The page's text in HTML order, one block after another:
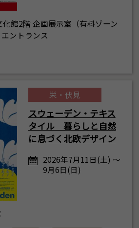
化館2階 企画展示室（有料ゾーン
ントランス
栄・伏見
スウェーデン・テキス
タイル 暮らしと自然
に息づく北欧デザイン
2026年7月11日(土) ～
9月6日(日)